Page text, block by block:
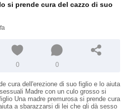
si prende cura del cazzo di suo
0 0
cura dell'erezione di suo figlio e lo aiuta
Madre con un culo grosso si
Una madre premurosa si prende cura
a sbarazzarsi di lei che gli dà sesso